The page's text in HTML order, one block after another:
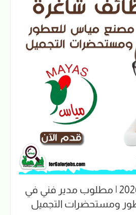
وظائف السودان2026 | مطلوب مدير فني في
ومستحضرات التجميل